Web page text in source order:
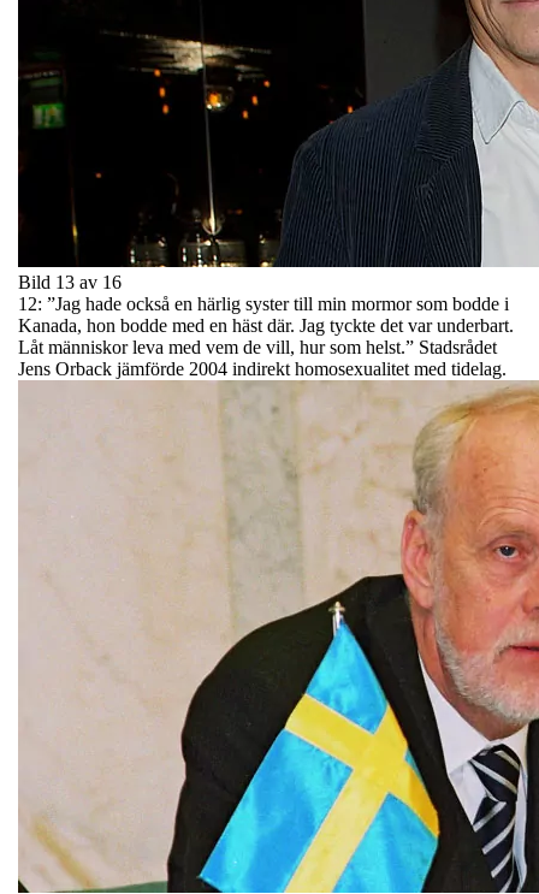
Bild 13 av 16
12: ”Jag hade också en härlig syster till min mormor som bodde i
Kanada, hon bodde med en häst där. Jag tyckte det var underbart.
Låt människor leva med vem de vill, hur som helst.” Stadsrådet
Jens Orback jämförde 2004 indirekt homosexualitet med tidelag.